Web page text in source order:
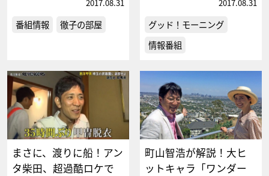
2017.08.31
番組情報 徹子の部屋
2017.08.31
グッド！モーニング
情報番組
まさに、渡りに船！アン
タ柴田、超過酷ロケで
町山智浩が解説！大ヒ
ットキャラ「ワンダー